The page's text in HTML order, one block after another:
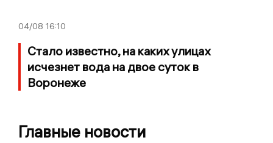
04/08 16:10
Стало известно, на каких улицах
исчезнет вода на двое суток в
Воронеже
Главные новости